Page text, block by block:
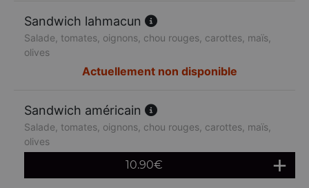
Sandwich lahmacun
Salade, tomates, oignons, chou rouges, carottes, maïs,
olives
Actuellement non disponible
Sandwich américain
Salade, tomates, oignons, chou rouges, carottes, maïs,
olives
10.90€